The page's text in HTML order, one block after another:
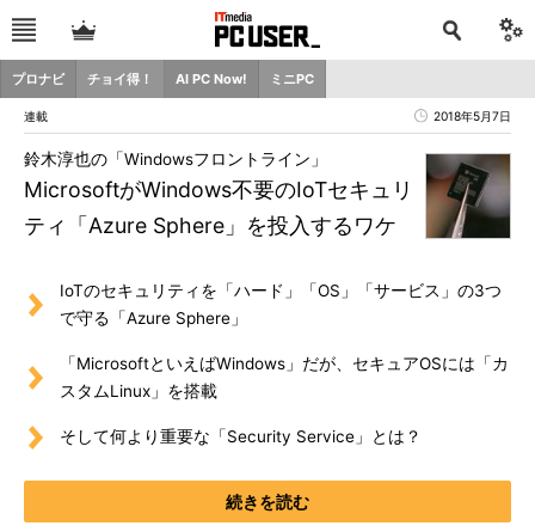
プロナビ チョイ得！ AI PC Now! ミニPC
連載 2018年5月7日
MicrosoftがWindows不要のIoTセキュリ
ティ「Azure Sphere」を投入するワケ
鈴木淳也の「Windowsフロントライン」
IoTのセキュリティを「ハード」「OS」「サービス」の3つ
で守る「Azure Sphere」
「MicrosoftといえばWindows」だが、セキュアOSには「カ
スタムLinux」を搭載
そして何より重要な「Security Service」とは？
続きを読む